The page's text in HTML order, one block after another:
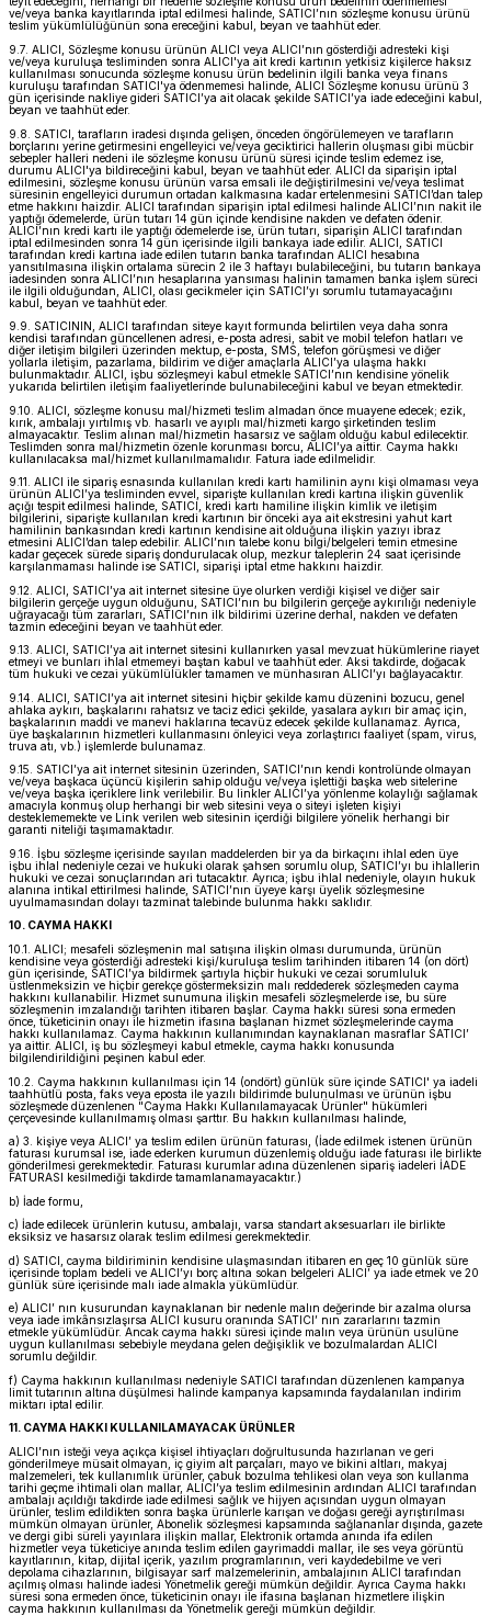
ve/veya banka kayıtlarında iptal edilmesi halinde, SATICI’nın sözleşme konusu ürünü
teslim yükümlülüğünün sona ereceğini kabul, beyan ve taahhüt eder.
9.7. ALICI, Sözleşme konusu ürünün ALICI veya ALICI’nın gösterdiği adresteki kişi
ve/veya kuruluşa tesliminden sonra ALICI'ya ait kredi kartının yetkisiz kişilerce haksız
kullanılması sonucunda sözleşme konusu ürün bedelinin ilgili banka veya finans
kuruluşu tarafından SATICI'ya ödenmemesi halinde, ALICI Sözleşme konusu ürünü 3
gün içerisinde nakliye gideri SATICI’ya ait olacak şekilde SATICI’ya iade edeceğini kabul,
beyan ve taahhüt eder.
9.8. SATICI, tarafların iradesi dışında gelişen, önceden öngörülemeyen ve tarafların
borçlarını yerine getirmesini engelleyici ve/veya geciktirici hallerin oluşması gibi mücbir
sebepler halleri nedeni ile sözleşme konusu ürünü süresi içinde teslim edemez ise,
durumu ALICI'ya bildireceğini kabul, beyan ve taahhüt eder. ALICI da siparişin iptal
edilmesini, sözleşme konusu ürünün varsa emsali ile değiştirilmesini ve/veya teslimat
süresinin engelleyici durumun ortadan kalkmasına kadar ertelenmesini SATICI’dan talep
etme hakkını haizdir. ALICI tarafından siparişin iptal edilmesi halinde ALICI’nın nakit ile
yaptığı ödemelerde, ürün tutarı 14 gün içinde kendisine nakden ve defaten ödenir.
ALICI’nın kredi kartı ile yaptığı ödemelerde ise, ürün tutarı, siparişin ALICI tarafından
iptal edilmesinden sonra 14 gün içerisinde ilgili bankaya iade edilir. ALICI, SATICI
tarafından kredi kartına iade edilen tutarın banka tarafından ALICI hesabına
yansıtılmasına ilişkin ortalama sürecin 2 ile 3 haftayı bulabileceğini, bu tutarın bankaya
iadesinden sonra ALICI’nın hesaplarına yansıması halinin tamamen banka işlem süreci
ile ilgili olduğundan, ALICI, olası gecikmeler için SATICI’yı sorumlu tutamayacağını
kabul, beyan ve taahhüt eder.
9.9. SATICININ, ALICI tarafından siteye kayıt formunda belirtilen veya daha sonra
kendisi tarafından güncellenen adresi, e-posta adresi, sabit ve mobil telefon hatları ve
diğer iletişim bilgileri üzerinden mektup, e-posta, SMS, telefon görüşmesi ve diğer
yollarla iletişim, pazarlama, bildirim ve diğer amaçlarla ALICI’ya ulaşma hakkı
bulunmaktadır. ALICI, işbu sözleşmeyi kabul etmekle SATICI’nın kendisine yönelik
yukarıda belirtilen iletişim faaliyetlerinde bulunabileceğini kabul ve beyan etmektedir.
9.10. ALICI, sözleşme konusu mal/hizmeti teslim almadan önce muayene edecek; ezik,
kırık, ambalajı yırtılmış vb. hasarlı ve ayıplı mal/hizmeti kargo şirketinden teslim
almayacaktır. Teslim alınan mal/hizmetin hasarsız ve sağlam olduğu kabul edilecektir.
Teslimden sonra mal/hizmetin özenle korunması borcu, ALICI’ya aittir. Cayma hakkı
kullanılacaksa mal/hizmet kullanılmamalıdır. Fatura iade edilmelidir.
9.11. ALICI ile sipariş esnasında kullanılan kredi kartı hamilinin aynı kişi olmaması veya
ürünün ALICI’ya tesliminden evvel, siparişte kullanılan kredi kartına ilişkin güvenlik
açığı tespit edilmesi halinde, SATICI, kredi kartı hamiline ilişkin kimlik ve iletişim
bilgilerini, siparişte kullanılan kredi kartının bir önceki aya ait ekstresini yahut kart
hamilinin bankasından kredi kartının kendisine ait olduğuna ilişkin yazıyı ibraz
etmesini ALICI’dan talep edebilir. ALICI’nın talebe konu bilgi/belgeleri temin etmesine
kadar geçecek sürede sipariş dondurulacak olup, mezkur taleplerin 24 saat içerisinde
karşılanmaması halinde ise SATICI, siparişi iptal etme hakkını haizdir.
9.12. ALICI, SATICI’ya ait internet sitesine üye olurken verdiği kişisel ve diğer sair
bilgilerin gerçeğe uygun olduğunu, SATICI’nın bu bilgilerin gerçeğe aykırılığı nedeniyle
uğrayacağı tüm zararları, SATICI’nın ilk bildirimi üzerine derhal, nakden ve defaten
tazmin edeceğini beyan ve taahhüt eder.
9.13. ALICI, SATICI’ya ait internet sitesini kullanırken yasal mevzuat hükümlerine riayet
etmeyi ve bunları ihlal etmemeyi baştan kabul ve taahhüt eder. Aksi takdirde, doğacak
tüm hukuki ve cezai yükümlülükler tamamen ve münhasıran ALICI’yı bağlayacaktır.
9.14. ALICI, SATICI’ya ait internet sitesini hiçbir şekilde kamu düzenini bozucu, genel
ahlaka aykırı, başkalarını rahatsız ve taciz edici şekilde, yasalara aykırı bir amaç için,
başkalarının maddi ve manevi haklarına tecavüz edecek şekilde kullanamaz. Ayrıca,
üye başkalarının hizmetleri kullanmasını önleyici veya zorlaştırıcı faaliyet (spam, virus,
truva atı, vb.) işlemlerde bulunamaz.
9.15. SATICI’ya ait internet sitesinin üzerinden, SATICI’nın kendi kontrolünde olmayan
ve/veya başkaca üçüncü kişilerin sahip olduğu ve/veya işlettiği başka web sitelerine
ve/veya başka içeriklere link verilebilir. Bu linkler ALICI’ya yönlenme kolaylığı sağlamak
amacıyla konmuş olup herhangi bir web sitesini veya o siteyi işleten kişiyi
desteklememekte ve Link verilen web sitesinin içerdiği bilgilere yönelik herhangi bir
garanti niteliği taşımamaktadır.
9.16. İşbu sözleşme içerisinde sayılan maddelerden bir ya da birkaçını ihlal eden üye
işbu ihlal nedeniyle cezai ve hukuki olarak şahsen sorumlu olup, SATICI’yı bu ihlallerin
hukuki ve cezai sonuçlarından ari tutacaktır. Ayrıca; işbu ihlal nedeniyle, olayın hukuk
alanına intikal ettirilmesi halinde, SATICI’nın üyeye karşı üyelik sözleşmesine
uyulmamasından dolayı tazminat talebinde bulunma hakkı saklıdır.
10. CAYMA HAKKI
10.1. ALICI; mesafeli sözleşmenin mal satışına ilişkin olması durumunda, ürünün
kendisine veya gösterdiği adresteki kişi/kuruluşa teslim tarihinden itibaren 14 (on dört)
gün içerisinde, SATICI’ya bildirmek şartıyla hiçbir hukuki ve cezai sorumluluk
üstlenmeksizin ve hiçbir gerekçe göstermeksizin malı reddederek sözleşmeden cayma
hakkını kullanabilir. Hizmet sunumuna ilişkin mesafeli sözleşmelerde ise, bu süre
sözleşmenin imzalandığı tarihten itibaren başlar. Cayma hakkı süresi sona ermeden
önce, tüketicinin onayı ile hizmetin ifasına başlanan hizmet sözleşmelerinde cayma
hakkı kullanılamaz. Cayma hakkının kullanımından kaynaklanan masraflar SATICI’
ya aittir. ALICI, iş bu sözleşmeyi kabul etmekle, cayma hakkı konusunda
bilgilendirildiğini peşinen kabul eder.
10.2. Cayma hakkının kullanılması için 14 (ondört) günlük süre içinde SATICI' ya iadeli
taahhütlü posta, faks veya eposta ile yazılı bildirimde bulunulması ve ürünün işbu
sözleşmede düzenlenen "Cayma Hakkı Kullanılamayacak Ürünler" hükümleri
çerçevesinde kullanılmamış olması şarttır. Bu hakkın kullanılması halinde,
a) 3. kişiye veya ALICI’ ya teslim edilen ürünün faturası, (İade edilmek istenen ürünün
faturası kurumsal ise, iade ederken kurumun düzenlemiş olduğu iade faturası ile birlikte
gönderilmesi gerekmektedir. Faturası kurumlar adına düzenlenen sipariş iadeleri İADE
FATURASI kesilmediği takdirde tamamlanamayacaktır.)
b) İade formu,
c) İade edilecek ürünlerin kutusu, ambalajı, varsa standart aksesuarları ile birlikte
eksiksiz ve hasarsız olarak teslim edilmesi gerekmektedir.
d) SATICI, cayma bildiriminin kendisine ulaşmasından itibaren en geç 10 günlük süre
içerisinde toplam bedeli ve ALICI’yı borç altına sokan belgeleri ALICI’ ya iade etmek ve 20
günlük süre içerisinde malı iade almakla yükümlüdür.
e) ALICI’ nın kusurundan kaynaklanan bir nedenle malın değerinde bir azalma olursa
veya iade imkânsızlaşırsa ALICI kusuru oranında SATICI’ nın zararlarını tazmin
etmekle yükümlüdür. Ancak cayma hakkı süresi içinde malın veya ürünün usulüne
uygun kullanılması sebebiyle meydana gelen değişiklik ve bozulmalardan ALICI
sorumlu değildir.
f) Cayma hakkının kullanılması nedeniyle SATICI tarafından düzenlenen kampanya
limit tutarının altına düşülmesi halinde kampanya kapsamında faydalanılan indirim
miktarı iptal edilir.
11. CAYMA HAKKI KULLANILAMAYACAK ÜRÜNLER
ALICI’nın isteği veya açıkça kişisel ihtiyaçları doğrultusunda hazırlanan ve geri
gönderilmeye müsait olmayan, iç giyim alt parçaları, mayo ve bikini altları, makyaj
malzemeleri, tek kullanımlık ürünler, çabuk bozulma tehlikesi olan veya son kullanma
tarihi geçme ihtimali olan mallar, ALICI’ya teslim edilmesinin ardından ALICI tarafından
ambalajı açıldığı takdirde iade edilmesi sağlık ve hijyen açısından uygun olmayan
ürünler, teslim edildikten sonra başka ürünlerle karışan ve doğası gereği ayrıştırılması
mümkün olmayan ürünler, Abonelik sözleşmesi kapsamında sağlananlar dışında, gazete
ve dergi gibi süreli yayınlara ilişkin mallar, Elektronik ortamda anında ifa edilen
hizmetler veya tüketiciye anında teslim edilen gayrimaddi mallar, ile ses veya görüntü
kayıtlarının, kitap, dijital içerik, yazılım programlarının, veri kaydedebilme ve veri
depolama cihazlarının, bilgisayar sarf malzemelerinin, ambalajının ALICI tarafından
açılmış olması halinde iadesi Yönetmelik gereği mümkün değildir. Ayrıca Cayma hakkı
süresi sona ermeden önce, tüketicinin onayı ile ifasına başlanan hizmetlere ilişkin
cayma hakkının kullanılması da Yönetmelik gereği mümkün değildir.